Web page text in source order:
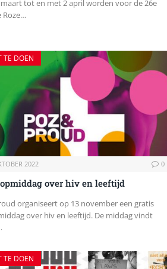
maart tot en met 2 april worden voor de 26e
Roze…
TE DOEN
2022 0
over hiv en leeftijd
organiseert op 13 november een gratis
over hiv en leeftijd. De middag vindt
TE DOEN